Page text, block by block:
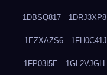
1DBSQ817 1DRJ3XP8
1EZXAZS6 1FH0C41J
1FP03I5E 1GL2VJGH